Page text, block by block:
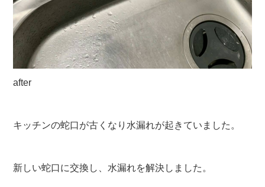
after
キッチンの蛇口が古くなり水漏れが起きていました。
新しい蛇口に交換し、水漏れを解決しました。